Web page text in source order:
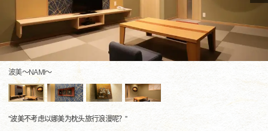
波美～NAMI～
”波美不考虑以娜美为枕头旅行浪漫呢？”